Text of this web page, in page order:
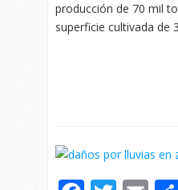
producción de 70 mil
superficie cultivada de